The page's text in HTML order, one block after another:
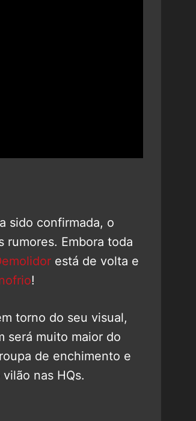
sido confirmada, o
rumores. Embora toda
está de volta e
!
torno do seu visual,
será muito maior do
de enchimento e
nas HQs.